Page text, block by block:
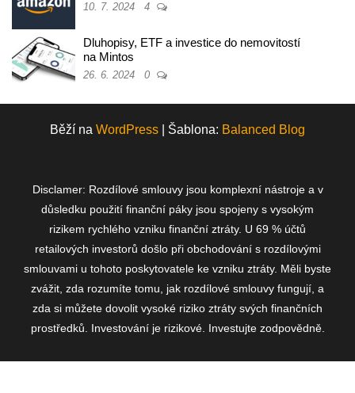
10. 7. 2024 4
Dluhopisy, ETF a investice do nemovitostí
na Mintos
26. 6. 2024 0
Běží na WordPress Šablona: Balanced Blog
Disclamer: Rozdílové smlouvy jsou komplexní nástroje a v
důsledku použití finanční páky jsou spojeny s vysokým
rizikem rychlého vzniku finanční ztráty. U 69 % účtů
retailových investorů došlo při obchodování s rozdílovými
smlouvami u tohoto poskytovatele ke vzniku ztráty. Měli byste
zvážit, zda rozumíte tomu, jak rozdílové smlouvy fungují, a
zda si můžete dovolit vysoké riziko ztráty svých finančních
prostředků. Investování je rizikové. Investujte zodpovědně.